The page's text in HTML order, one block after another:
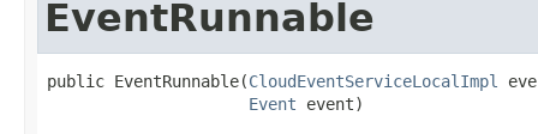
EventRunnable
public EventRunnable(CloudEventServiceLocalImpl
Event event)